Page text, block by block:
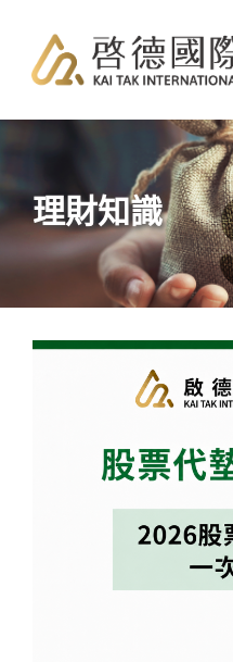
content
理財知識